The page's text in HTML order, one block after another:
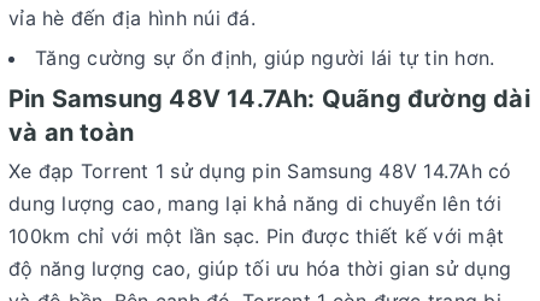
vỉa hè đến địa hình núi đá.
Tăng cường sự ổn định, giúp người lái tự tin hơn.
Pin Samsung 48V 14.7Ah: Quãng đường dài
và an toàn
Xe đạp Torrent 1 sử dụng pin Samsung 48V 14.7Ah có
dung lượng cao, mang lại khả năng di chuyển lên tới
100km chỉ với một lần sạc. Pin được thiết kế với mật
độ năng lượng cao, giúp tối ưu hóa thời gian sử dụng